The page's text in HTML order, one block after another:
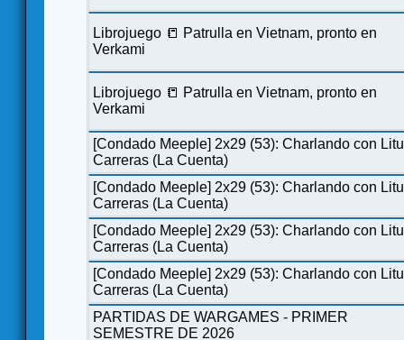
Librojuego 📒 Patrulla en Vietnam, pronto en
Verkami
Librojuego 📒 Patrulla en Vietnam, pronto en
Verkami
[Condado Meeple] 2x29 (53): Charlando con
Carreras (La Cuenta)
[Condado Meeple] 2x29 (53): Charlando con
Carreras (La Cuenta)
[Condado Meeple] 2x29 (53): Charlando con
Carreras (La Cuenta)
[Condado Meeple] 2x29 (53): Charlando con
Carreras (La Cuenta)
PARTIDAS DE WARGAMES - PRIMER
SEMESTRE DE 2026